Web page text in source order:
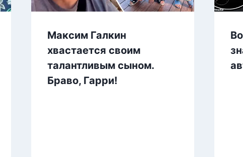
Максим Галкин
хвастается своим
талантливым сыном.
Браво, Гарри!